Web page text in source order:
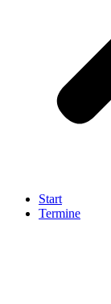
Start
Termine